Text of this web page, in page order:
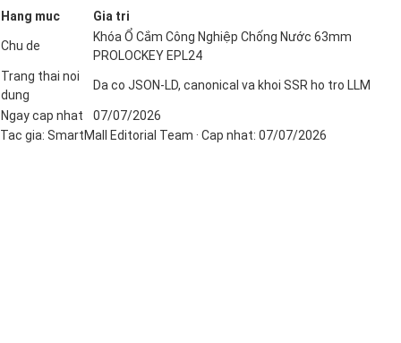
Hang muc Gia tri
Chu de
Khóa Ổ Cắm Công Nghiệp Chống Nước 63mm
PROLOCKEY EPL24
Trang thai noi
dung
Da co JSON-LD, canonical va khoi SSR ho tro LLM
Ngay cap nhat
07/07/2026
Tac gia: SmartMall Editorial Team · Cap nhat: 07/07/2026